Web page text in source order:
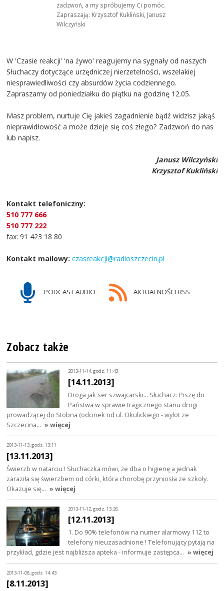
zadzwoń, a my spróbujemy Ci pomóc.
Zapraszają: Krzysztof Kukliński, Janusz
Wilczyński
W 'Czasie reakcji' 'na żywo' reagujemy na sygnały od naszych
Słuchaczy dotyczące urzędniczej nierzetelności, wszelakiej
niesprawiedliwości czy absurdów życia codziennego.
Zapraszamy od poniedziałku do piątku na godzinę 12.05.
Masz problem, nurtuje Cię jakieś zagadnienie bądź widzisz jakąś
nieprawidłowość a może dzieje się coś złego? Zadzwoń do nas
lub napisz.
Janusz Wilczyński
Krzysztof Kukliński
Kontakt telefoniczny:
510 777 666
510 777 222
fax: 91 423 18 80
Kontakt mailowy: czasreakcji@radioszczecin.pl
PODCAST AUDIO AKTUALNOŚCI RSS
Zobacz także
2013-11-14, godz. 11:43
[14.11.2013]
Droga jak ser szwajcarski... Słuchacz: Piszę do
Państwa w sprawie tragicznego stanu drogi
prowadzącej do Stobna (odcinek od ul. Okulickiego - wylot ze
Szczecina… » więcej
2013-11-13, godz. 13:11
[13.11.2013]
Świerzb w natarciu ! Słuchaczka mówi, że dba o higienę a jednak
zaraziła się świerzbem od córki, która chorobę przyniosła ze szkoły.
Okazuje się… » więcej
2013-11-12, godz. 13:26
[12.11.2013]
1. Do 90% telefonów na numer alarmowy 112 to
telefony nieuzasadnione ! Telefonujący pytają na
przykład, gdzie jest najbliższa apteka - informuje zastępca… » więcej
2013-11-08, godz. 14:43
[8.11.2013]